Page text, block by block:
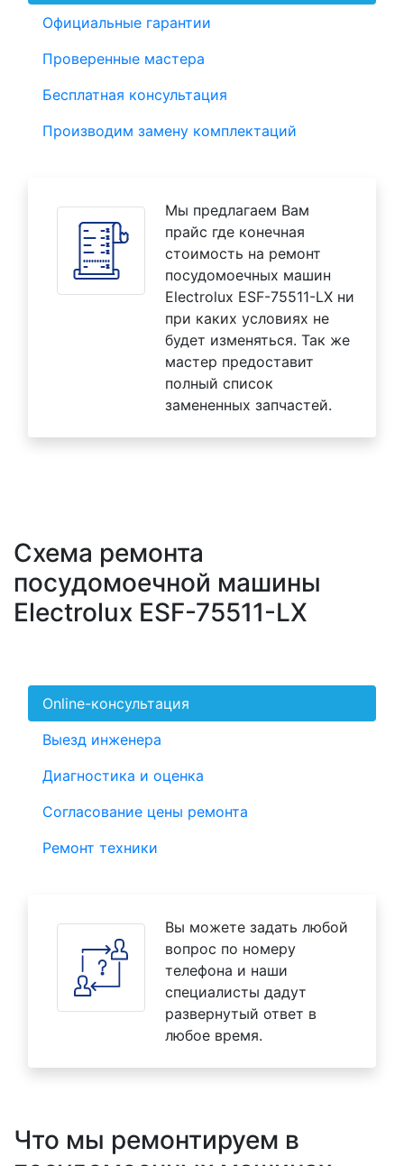
Официальные гарантии
Проверенные мастера
Бесплатная консультация
Производим замену комплектаций
Мы предлагаем Вам
прайс где конечная
стоимость на ремонт
посудомоечных машин
Electrolux ESF-75511-LX ни
при каких условиях не
будет изменяться. Так же
мастер предоставит
полный список
замененных запчастей.
Схема ремонта
посудомоечной машины
Electrolux ESF-75511-LX
Online-консультация
Выезд инженера
Диагностика и оценка
Согласование цены ремонта
Ремонт техники
Вы можете задать любой
вопрос по номеру
телефона и наши
специалисты дадут
развернутый ответ в
любое время.
Что мы ремонтируем в